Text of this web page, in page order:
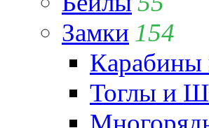
Замки 154
Карабины
Тоглы и